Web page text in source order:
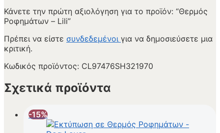
Κάνετε την πρώτη αξιολόγηση για το προϊόν: “Θερμός
Ροφημάτων – Lili”
Πρέπει να είστε συνδεδεμένοι για να δημοσιεύσετε μια
κριτική.
Κωδικός προϊόντος: CL97476SH321970
Σχετικά προϊόντα
-15%